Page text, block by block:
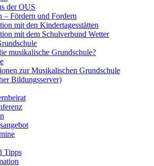
der OUS
– Fördern und Fordern
mit den Kindertagesstätten
mit dem Schulverbund Wetter
musikalische Grundschule?
zur Musikalischen Grundschule
Bildungsserver)
Tipps